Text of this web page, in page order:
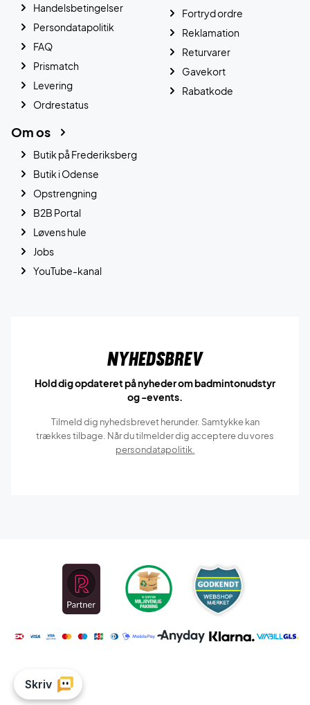
Handelsbetingelser
Persondatapolitik
FAQ
Prismatch
Levering
Ordrestatus
Fortryd ordre
Reklamation
Returvarer
Gavekort
Rabatkode
Om os
Butik på Frederiksberg
Butik i Odense
Opstrengning
B2B Portal
Løvens hule
Jobs
YouTube-kanal
Nyhedsbrev
Hold dig opdateret på nyheder om badmintonudstyr
og -events.
Tilmeld dig nyhedsbrevet herunder. Samtykke kan
trækkes tilbage. Når du tilmelder dig acceptere du vores
persondatapolitik.